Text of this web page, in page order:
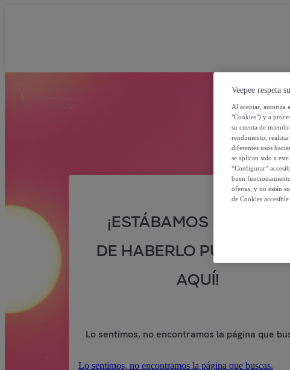
¡ESTÁBAMOS SEGUROS
DE HABERLO PUESTO POR
AQUÍ!
Lo sentimos, no encontramos la página que
Lo sentimos, no encontramos la página que buscas.
Veepee respeta
Al aceptar, autoriza
"Cookies") y a
su cuenta de
rendimiento,
diferentes usos
se aplican solo a
“Configurar”
buen
ofertas, y no están
de Cookies accesible